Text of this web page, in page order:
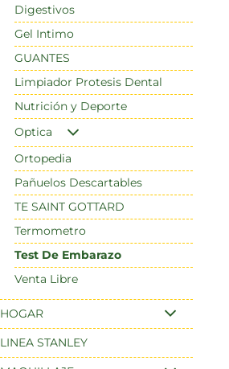
Digestivos
Gel Intimo
GUANTES
Limpiador Protesis Dental
Nutrición y Deporte
Optica
Ortopedia
Pañuelos Descartables
TE SAINT GOTTARD
Termometro
Test De Embarazo
Venta Libre
HOGAR
LINEA STANLEY